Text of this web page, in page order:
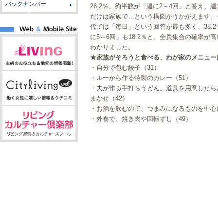
バックナンバー
26.2％。約半数が「週に2～4回」と答え、
だけは家族で…という構図がうかがえます。
代では「毎日」という回答が最も多く、38.2
に5～6回」も18.2％と、全員集合の確率が
わかりました。
★家族がそろうと食べる、わが家のメニュー
・自分で包む餃子（31）
・ルーから作る特製のカレー（51）
・夫が作る手打ちうどん。道具を用意した
まかせ（42）
・お酒を飲むので、つまみになるものを中
・外食で、焼き肉や回転ずし（49）